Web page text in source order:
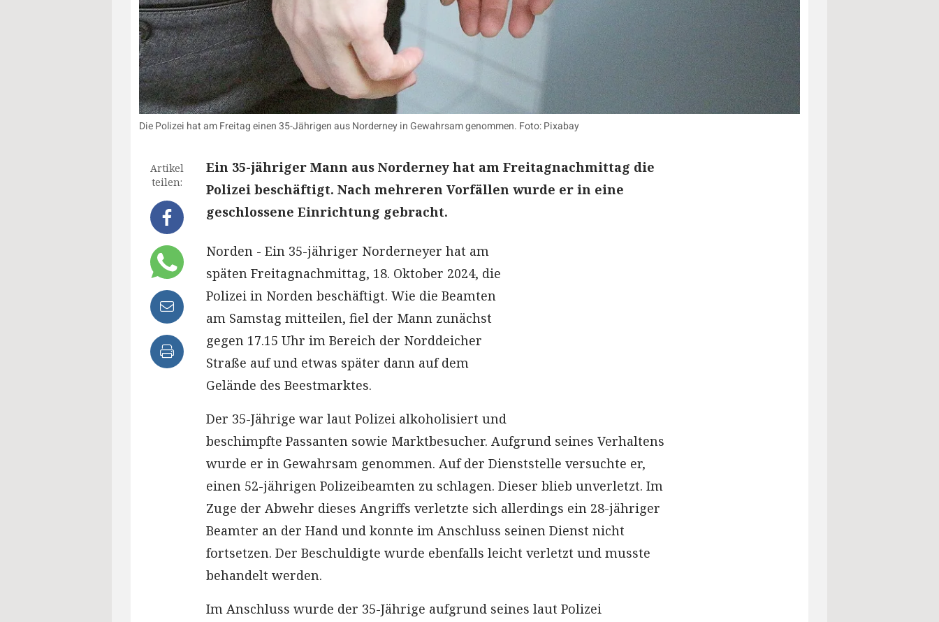
Die Polizei hat am Freitag einen 35-Jährigen aus Norderney in Gewahrsam genommen. Foto: Pixabay
Artikel
teilen:
Ein 35-jähriger Mann aus Norderney hat am Freitagnachmittag die
Polizei beschäftigt. Nach mehreren Vorfällen wurde er in eine
geschlossene Einrichtung gebracht.
Norden - Ein 35-jähriger Norderneyer hat am
späten Freitagnachmittag, 18. Oktober 2024, die
Polizei in Norden beschäftigt. Wie die Beamten
am Samstag mitteilen, fiel der Mann zunächst
gegen 17.15 Uhr im Bereich der Norddeicher
Straße auf und etwas später dann auf dem
Gelände des Beestmarktes.
Der 35-Jährige war laut Polizei alkoholisiert und
beschimpfte Passanten sowie Marktbesucher. Aufgrund seines Verhaltens
wurde er in Gewahrsam genommen. Auf der Dienststelle versuchte er,
einen 52-jährigen Polizeibeamten zu schlagen. Dieser blieb unverletzt. Im
Zuge der Abwehr dieses Angriffs verletzte sich allerdings ein 28-jähriger
Beamter an der Hand und konnte im Anschluss seinen Dienst nicht
fortsetzen. Der Beschuldigte wurde ebenfalls leicht verletzt und musste
behandelt werden.
Im Anschluss wurde der 35-Jährige aufgrund seines laut Polizei